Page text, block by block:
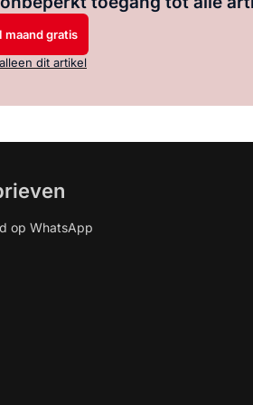
maand gratis
dit artikel
op WhatsApp